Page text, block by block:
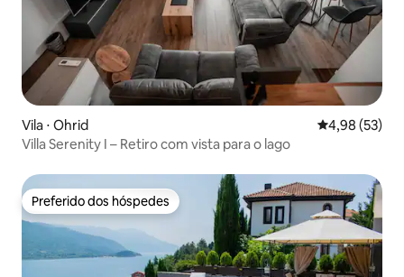
Vila ⋅ Ohrid 4,98 de uma
4,98 (53)
Villa Serenity I – Retiro com vista para o lago
Preferido dos hóspedes
Preferido dos hóspedes